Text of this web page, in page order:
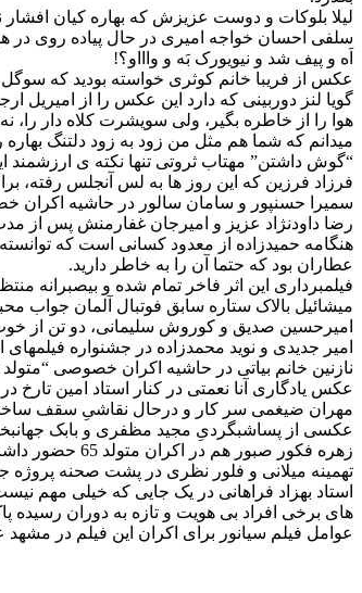
لیلا بلوکات و دوست عزیزش که بهاره کیان
سلفی احسان خواجه امیری در حال پیاده روی در
اَه و پیف شد و نیویورک بَه و واااو؟!
عکس از فریبا خانم کوثری خواسته بودید که
گویا لنز دوربینی که دارد این عکس را از امیریل
هوا را از خاطره بگیر، ولی سویشرت کلاه دار را،
میدانم که شما هم مثل من زود به زود دلتنگ بهاره
“گوش داشتن” مهتاب ثروتی تنها نکته ی
فرزاد فرزین که این روز ها به لس آنجلس
سمیرا حسنپور و سامان سالور در حاشیه اکران
رضا داودنژاد عزیز و امیرجان غفارمنش پس از
هنگامه حمیدزاده از معدود کسانی است که
عطاران بود که حتما آن را به خاطر دارید.
فیلمبرداری این اثر فاخر تمام شده و بیصبرانه
میشائیل بالاک ستاره سابق فوتبال آلمان جواب
امیرحسین صدیق و کوروش سلیمانی، دو تن از
امیر جدیدی و نوید محمدزاده در جشنواره
نازنین خانم بیاتی در حاشیه اکران خصوصی “متولد 65”. خوب کاری کردی که به این مراسم رفتی نازنین جان، لازم بود یک هوایی عوض کنی و بین پست های “چیزناله” ات فاصله ای بیاندازی!
عکس یادگاری آنا نعمتی در کنار استاد امین تارخ
مهران ضیغمی سر کار و درحال نقاشیِ سقف
عکسی از پساشبگردیِ مجید مظفری و بابک
زهره فکور صبور هم در اکران متولد 65 حضور داشت تا نشان دهد در طول یک سال می شود به بهترین نحو کُن فَیَکون شد!
تهمینه میلانی و فلور نظری در پشت صحنه پروژه
استاد بهزاد فراهانی در یک جایی که خیلی مهم
های برخی افراد بی هویت و تازه به دوران رسیده
عوامل فیلم سیانور برای اکران این فیلم در